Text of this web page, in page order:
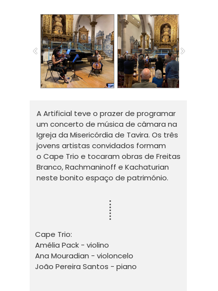
A Artificial teve o prazer de programar
um concerto de música de câmara na
Igreja da Misericórdia de Tavira. Os três
jovens artistas convidados formam
o Cape Trio e tocaram obras de Freitas
Branco, Rachmaninoff e Kachaturian
neste bonito espaço de património.
Cape Trio:
Amélia Pack - violino
Ana Mouradian - violoncelo
João Pereira Santos - piano